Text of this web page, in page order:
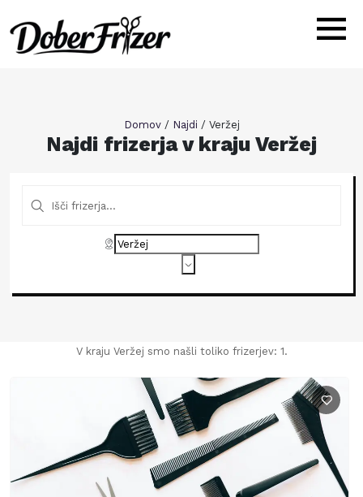
Domov/ Najdi / Veržej
Najdi frizerja v kraju Veržej
V kraju Veržej smo našli toliko frizerjev: 1.